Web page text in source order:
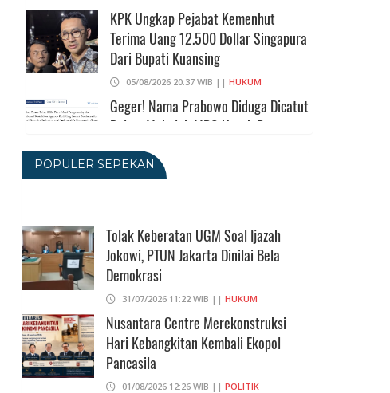
KPK Ungkap Pejabat Kemenhut
Terima Uang 12.500 Dollar Singapura
Dari Bupati Kuansing
05/08/2026 20:37 WIB || HUKUM
Geger! Nama Prabowo Diduga Dicatut
Dalam Makalah MBG Untuk Dapat
Nobel Perdamaian
05/08/2026 17:25 WIB ||
Rp15.000
05/08/2026 15:05 WIB ||TRANSPORTASI
BPS Klaim Angka Pengangguran Di
Indonesia Pada Mei 2026 Turun Jadi
7,22 Juta Orang
05/08/2026 13:45 WIB ||TENAGA KERJA
POPULER SEPEKAN
Tolak Keberatan UGM Soal Ijazah
Jokowi, PTUN Jakarta Dinilai Bela
Demokrasi
31/07/2026 11:22 WIB || HUKUM
Nusantara Centre Merekonstruksi
Hari Kebangkitan Kembali Ekopol
Pancasila
01/08/2026 12:26 WIB || POLITIK